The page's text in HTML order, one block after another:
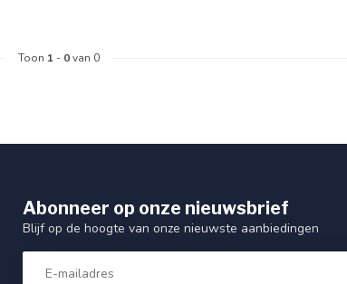
Toon 1 - 0van 0
Abonneer op onze nieuwsbrief
Blijf op de hoogte van onze nieuwste aanbiedingen